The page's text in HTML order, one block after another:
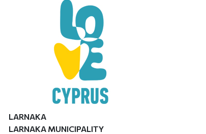
LARNAKA
LARNAKA MUNICIPALITY